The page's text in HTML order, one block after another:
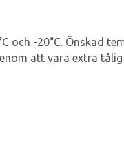
-20°C. Önskad
att vara extra